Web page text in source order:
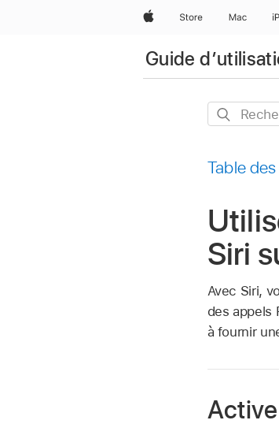
AppleStore Mac
Guide
Rechercher
guide
Table
Siri
Avec Siri,
des appels
à fournir